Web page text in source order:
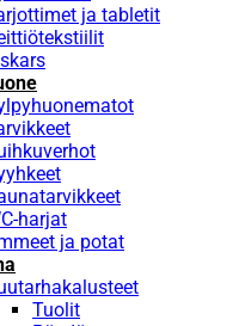
ja tabletit
harjat
ja potat
Tuolit